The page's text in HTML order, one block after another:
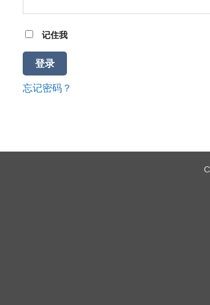
记住我
登录
忘记密码？